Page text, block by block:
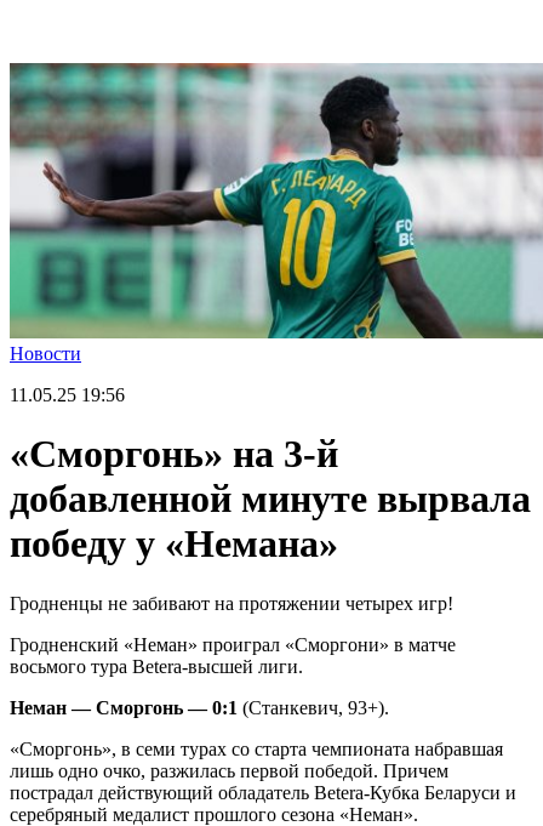
Новости
11.05.25 19:56
«Сморгонь» на 3-й
добавленной минуте вырвала
победу у «Немана»
Гродненцы не забивают на протяжении четырех игр!
Гродненский «Неман» проиграл «Сморгони» в матче
восьмого тура Betera-высшей лиги.
Неман — Сморгонь — 0:1 (Cтанкевич, 93+).
«Сморгонь», в семи турах со старта чемпионата набравшая
лишь одно очко, разжилась первой победой. Причем
пострадал действующий обладатель Betera-Кубка Беларуси и
серебряный медалист прошлого сезона «Неман».